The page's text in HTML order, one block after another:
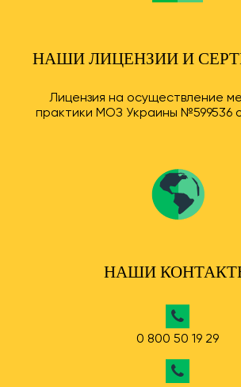
НАШИ ЛИЦЕНЗИИ И
Лицензия на осуществление
практики МОЗ Украины №599536
НАШИ
0 800 50 19 29